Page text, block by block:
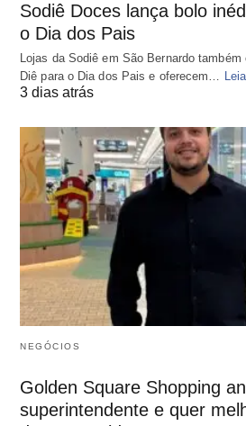
Sodiê Doces lança bolo
o Dia dos Pais
Lojas da Sodiê em São Bernardo
Diê para o Dia dos Pais e oferecem…
3 dias atrás
NEGÓCIOS
Golden Square Shopping
superintendente e quer